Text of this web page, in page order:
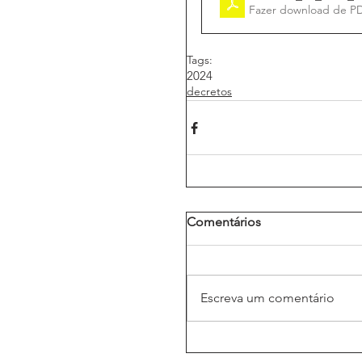
Fazer download de
Tags:
2024
decretos
Comentários
Escreva um comentário